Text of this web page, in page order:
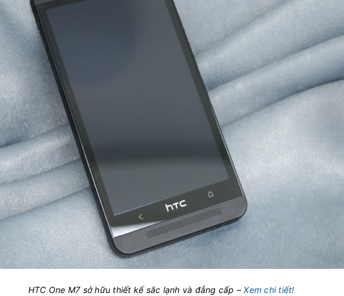
HTC One M7 sở hữu thiết kế sắc lạnh và đẳng cấp – Xem chi tiết!